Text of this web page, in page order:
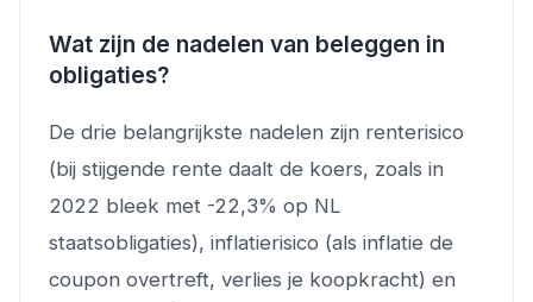
Wat zijn de nadelen van beleggen in
obligaties?
De drie belangrijkste nadelen zijn renterisico
(bij stijgende rente daalt de koers, zoals in
2022 bleek met -22,3% op NL
staatsobligaties), inflatierisico (als inflatie de
coupon overtreft, verlies je koopkracht) en